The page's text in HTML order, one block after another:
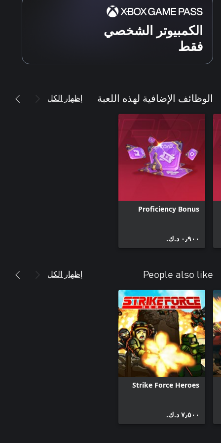
الكمبيوتر الشخصي
فقط
الوظائف الإضافية لهذه اللعبة إظهار الكل
Proficiency Bonus
٠٫٩٠٠ د.ك.‏
People also like إظهار الكل
Strike Force Heroes
٧٫٥٠٠ د.ك.‏